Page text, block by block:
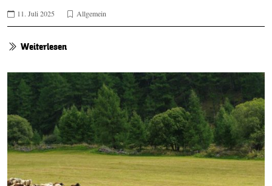
11. Juli 2025 Allgemein
Weiterlesen